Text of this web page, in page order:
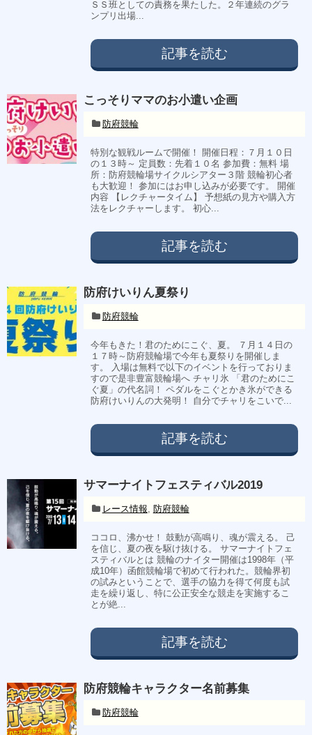
ＳＳ班としての責務を果たした。２年連続のグラ
ンプリ出場...
記事を読む
こっそりママのお小遣い企画
防府競輪
特別な観戦ルームで開催！ 開催日程：７月１０日
の１３時～ 定員数：先着１０名 参加費：無料 場
所：防府競輪場サイクルシアター３階 競輪初心者
も大歓迎！ 参加にはお申し込みが必要です。 開催
内容 【レクチャータイム】 予想紙の見方や購入方
法をレクチャーします。 初心...
記事を読む
防府けいりん夏祭り
防府競輪
今年もきた！君のためにこぐ、夏。 ７月１４日の
１７時～防府競輪場で今年も夏祭りを開催しま
す。 入場は無料で以下のイベントを行っておりま
すので是非豊富競輪場へ チャリ氷 「君のためにこ
ぐ夏」の代名詞！ ペダルをこぐとかき氷ができる
防府けいりんの大発明！ 自分でチャリをこいで...
記事を読む
サマーナイトフェスティバル2019
レース情報, 防府競輪
ココロ、沸かせ！ 鼓動が高鳴り、魂が震える。 己
を信じ、夏の夜を駆け抜ける。 サマーナイトフェ
スティバルとは 競輪のナイター開催は1998年（平
成10年）函館競輪場で初めて行われた。競輪界初
の試みということで、選手の協力を得て何度も試
走を繰り返し、特に公正安全な競走を実施するこ
とが絶...
記事を読む
防府競輪キャラクター名前募集
防府競輪